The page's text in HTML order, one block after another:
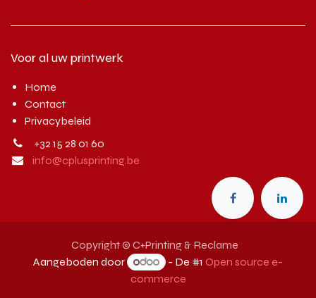
Voor al uw printwerk
Home
Contact
Privacybeleid
+32 15 28 01 60
info@cplusprinting.be
Copyright © C+Printing & Reclame
Aangeboden door
- De #1 Open source e-
commerce